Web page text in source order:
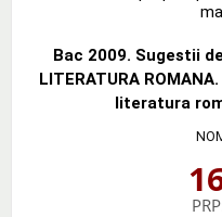
Bac 2009. Sugestii
LITERATURA
literatura